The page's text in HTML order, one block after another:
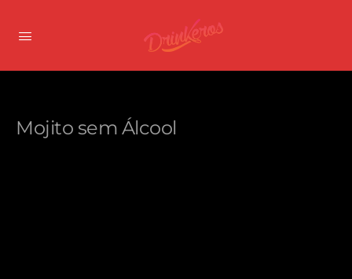
Mojito sem Álcool